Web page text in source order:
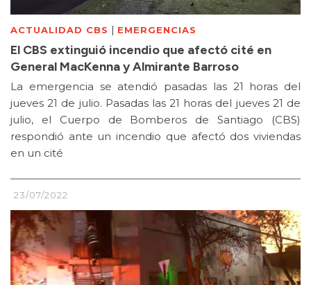
ACTUALIDAD CBS | EMERGENCIAS
El CBS extinguió incendio que afectó cité en
General MacKenna y Almirante Barroso
La emergencia se atendió pasadas las 21 horas del
jueves 21 de julio. Pasadas las 21 horas del jueves 21 de
julio, el Cuerpo de Bomberos de Santiago (CBS)
respondió ante un incendio que afectó dos viviendas
en un cité
23/07/2022